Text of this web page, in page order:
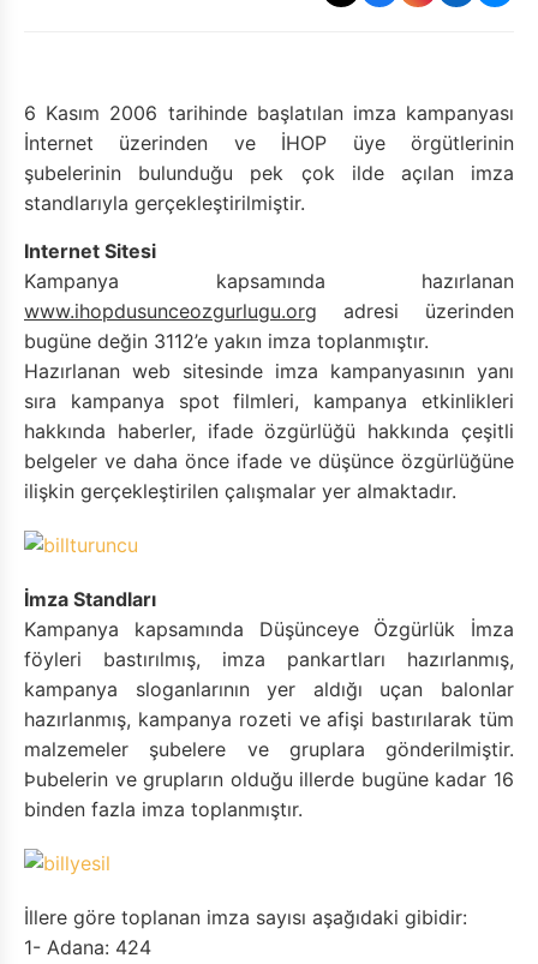
6 Kasım 2006 tarihinde başlatılan imza kampanyası
İnternet üzerinden ve İHOP üye örgütlerinin
şubelerinin bulunduğu pek çok ilde açılan imza
standlarıyla gerçekleştirilmiştir.
Internet Sitesi
Kampanya kapsamında hazırlanan
www.ihopdusunceozgurlugu.org adresi üzerinden
bugüne değin 3112’e yakın imza toplanmıştır.
Hazırlanan web sitesinde imza kampanyasının yanı
sıra kampanya spot filmleri, kampanya etkinlikleri
hakkında haberler, ifade özgürlüğü hakkında çeşitli
belgeler ve daha önce ifade ve düşünce özgürlüğüne
ilişkin gerçekleştirilen çalışmalar yer almaktadır.
İmza Standları
Kampanya kapsamında Düşünceye Özgürlük İmza
föyleri bastırılmış, imza pankartları hazırlanmış,
kampanya sloganlarının yer aldığı uçan balonlar
hazırlanmış, kampanya rozeti ve afişi bastırılarak tüm
malzemeler şubelere ve gruplara gönderilmiştir.
Þubelerin ve grupların olduğu illerde bugüne kadar 16
binden fazla imza toplanmıştır.
İllere göre toplanan imza sayısı aşağıdaki gibidir:
1- Adana: 424